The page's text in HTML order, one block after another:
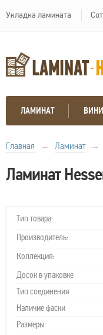
Укладка ламината
ЛАМИНАТ
Главная → Ламинат →
Ламинат
Тип товара:
Производитель:
Коллекция:
Досок в упаковке
Тип соединения
Наличие фаски
Размеры